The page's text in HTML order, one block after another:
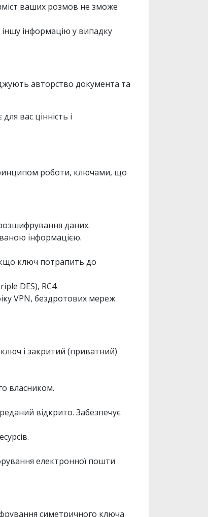
ваших розмов не зможе
іншу інформацію у випадку
авторство документа та
вас цінність і
роботи, ключами, що
даних.
інформацією.
ключ потрапить до
DES), RC4.
VPN, бездротових мереж
і закритий (приватний)
власником.
відкрито. Забезпечує
електронної пошти
симетричного ключа